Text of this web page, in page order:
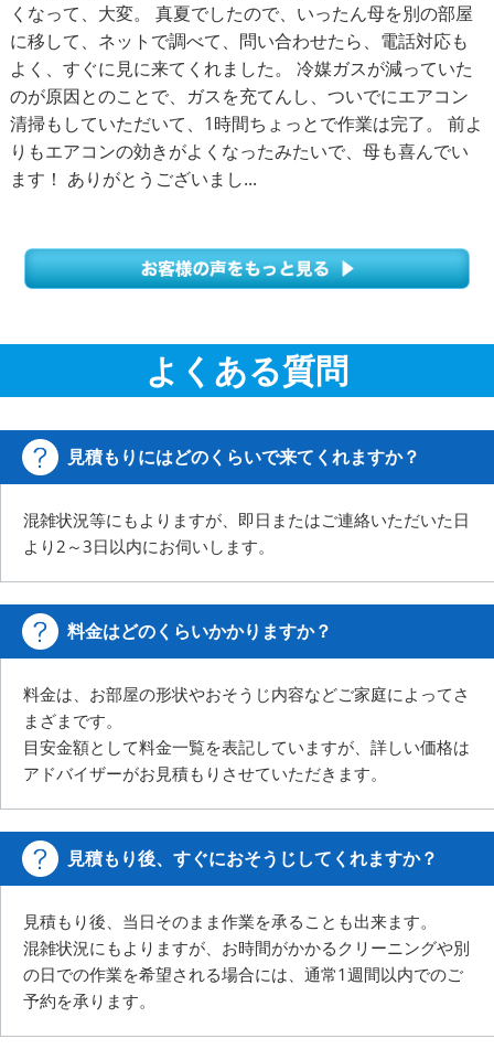
くなって、大変。 真夏でしたので、いったん母を別の部屋
に移して、ネットで調べて、問い合わせたら、電話対応も
よく、すぐに見に来てくれました。 冷媒ガスが減っていた
のが原因とのことで、ガスを充てんし、ついでにエアコン
清掃もしていただいて、1時間ちょっとで作業は完了。 前よ
りもエアコンの効きがよくなったみたいで、母も喜んでい
ます！ ありがとうございまし...
よくある質問
見積もりにはどのくらいで来てくれますか？
混雑状況等にもよりますが、即日またはご連絡いただいた日
より2～3日以内にお伺いします。
料金はどのくらいかかりますか？
料金は、お部屋の形状やおそうじ内容などご家庭によってさ
まざまです。
目安金額として料金一覧を表記していますが、詳しい価格は
アドバイザーがお見積もりさせていただきます。
見積もり後、すぐにおそうじしてくれますか？
見積もり後、当日そのまま作業を承ることも出来ます。
混雑状況にもよりますが、お時間がかかるクリーニングや別
の日での作業を希望される場合には、 通常1週間以内でのご
予約を承ります。